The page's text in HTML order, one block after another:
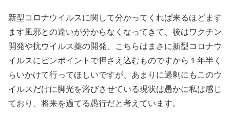
新型コロナウイルスに関して分かってくれば来るほどます
ます風邪との違いが分からなくなってきて、後はワクチン
開発や抗ウイルス薬の開発、こちらはまさに新型コロナウ
イルスにピンポイントで押さえ込むものですから１年半く
らいかけて行ってほしいですが、あまりに過剰にもこのウ
イルスだけに脚光を浴びさせている現状は愚かに私は感じ
ており、将来を過てる愚行だと考えています。